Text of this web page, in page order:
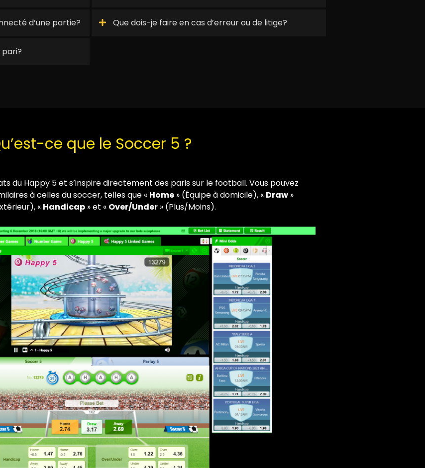
d’une partie? Que dois-je faire en cas d’erreur ou de litige?
ce que le Soccer 5 ?
du Happy 5 et s’inspire directement des paris sur le football. Vous pouvez
à celles du soccer, telles que « Home » (Équipe à domicile), « Draw »
« Handicap » et « Over/Under » (Plus/Moins).